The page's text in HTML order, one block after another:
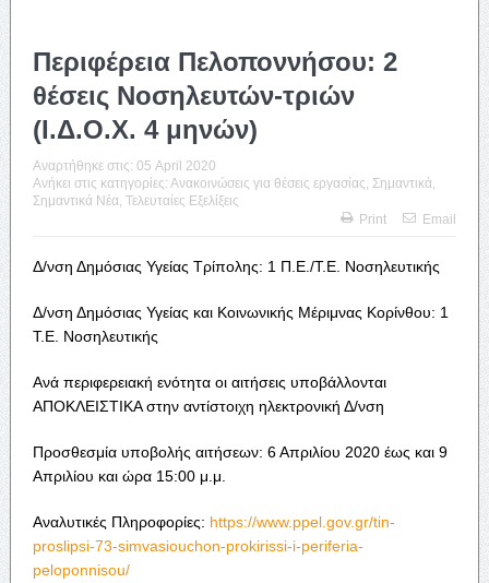
Περιφέρεια Πελοποννήσου: 2
θέσεις Νοσηλευτών-τριών
(Ι.Δ.Ο.Χ. 4 μηνών)
Αναρτήθηκε στις: 05 April 2020
Ανήκει στις κατηγορίες: Ανακοινώσεις για θέσεις εργασίας Σημαντικά
Σημαντικά Νέα Τελευταίες Εξελίξεις
Print
Email
Δ/νση Δημόσιας Υγείας Τρίπολης: 1 Π.Ε./Τ.Ε. Νοσηλευτικής
Δ/νση Δημόσιας Υγείας και Κοινωνικής Μέριμνας Κορίνθου: 1
Τ.Ε. Νοσηλευτικής
Ανά περιφερειακή ενότητα οι αιτήσεις υποβάλλονται
ΑΠΟΚΛΕΙΣΤΙΚΑ στην αντίστοιχη ηλεκτρονική Δ/νση
Προσθεσμία υποβολής αιτήσεων: 6 Απριλίου 2020 έως και 9
Απριλίου και ώρα 15:00 μ.μ.
Αναλυτικές Πληροφορίες: https://www.ppel.gov.gr/tin-
proslipsi-73-simvasiouchon-prokirissi-i-periferia-
peloponnisou/